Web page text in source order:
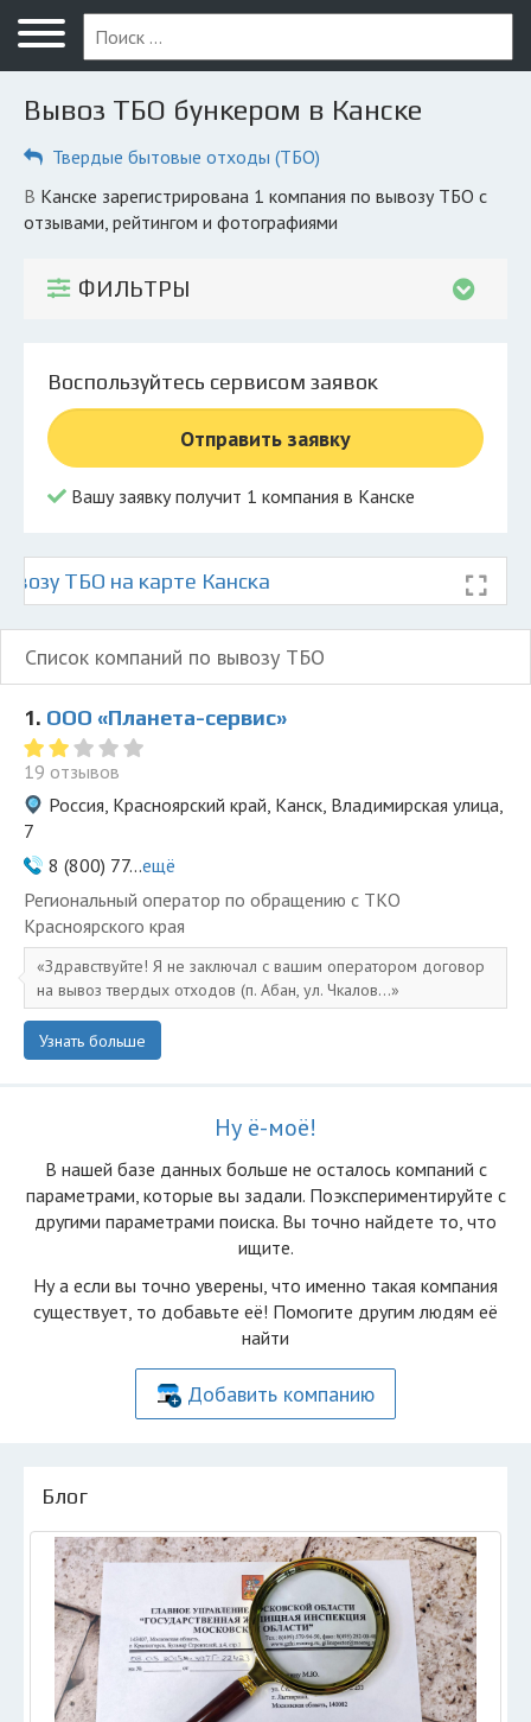
Меню
Главная
Вопрос юристу
Канск
Экоблог
Личный кабинет
© 2026 Все права защищены
Вывоз ТБО бункером в Канске
Твердые бытовые отходы (ТБО)
в Канске зарегистрирована 1 компания по вывозу ТБО с
отзывами, рейтингом и фотографиями
ФИЛЬТРЫ
Воспользуйтесь сервисом заявок
Отправить заявку
Вашу заявку получит 1 компания в Канске
ТБО на карте Канска
Список компаний по вывозу ТБО
1. ООО «Планета-сервис»
19 отзывов
Россия, Красноярский край, Канск, Владимирская улица,
7
8 (800) 77...ещё
Региональный оператор по обращению с ТКО
Красноярского края
Здравствуйте! Я не заключал с вашим оператором договор
на вывоз твердых отходов (п. Абан, ул. Чкалов...
Узнать больше
Ну ё-моё!
В нашей базе данных больше не осталоcь компаний с
параметрами, которые вы задали. Поэкспериментируйте с
другими параметрами поиска. Вы точно найдете то, что
ищите.
Ну а если вы точно уверены, что именно такая компания
существует, то добавьте её! Помогите другим людям её
найти
Добавить компанию
Блог